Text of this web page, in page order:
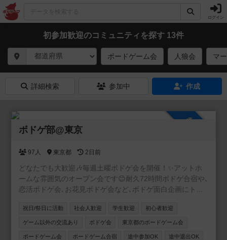
ログイン
初参加歓迎のコミュニティを探す 13件
ボードゲーム会 人狼会 マ
詳細検索 参加中 作成
ボドゲ部@東京
97人 東京都 2日前
どなたでも大歓迎🎶毎週土曜ボドゲ会を開催！✨アットホ
ームな雰囲気のオープン会です😊耐久72時間ボドゲ合宿や､
恋活ボドゲ会､お花見ボドゲ会など､ボドゲ面白企画にトラ
に土日祝､たまに平日にも開催✨おひとりさまで初参加から
の､リピート率高め❗️ぜひ一度､気軽に足を運んでいただけた
祝日/祭日に活動 社会人歓迎 学生歓迎 初心者歓迎
ゲーム以外の交流あり ボドゲ会 東京都のボードゲーム会
ボードゲーム会 ボードゲーム合宿 途中参加OK 途中退出OK